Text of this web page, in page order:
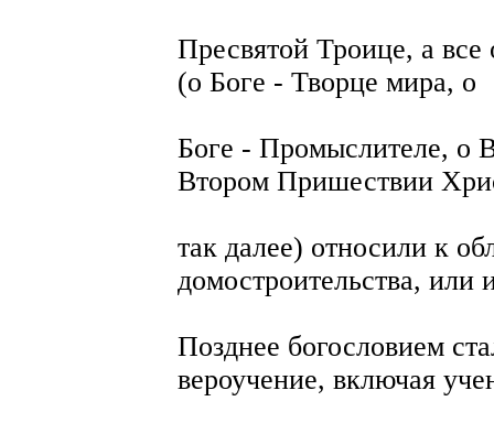
Пресвятой Троице, а все
(о Боге - Творце мира, о
Боге - Промыслителе, о
Втором Пришествии
так далее) относили к
домостроительства, или
Позднее богословием
вероучение, включая